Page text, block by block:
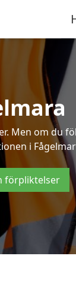
Men om du
i
förpliktelser